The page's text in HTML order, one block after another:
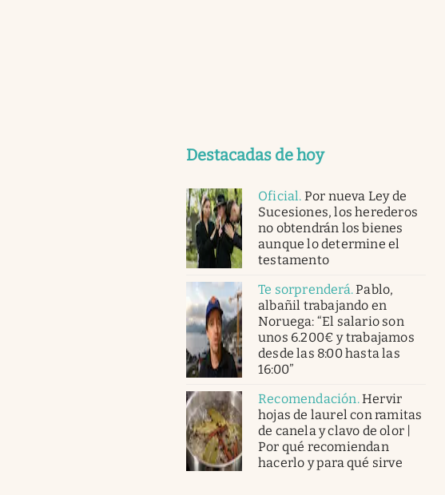
Destacadas de hoy
Oficial. Por nueva Ley de
Sucesiones, los herederos
no obtendrán los bienes
aunque lo determine el
testamento
Te sorprenderá.Pablo,
albañil trabajando en
Noruega: “El salario son
unos 6.200€ y trabajamos
desde las 8:00 hasta las
16:00”
Recomendación.Hervir
hojas de laurel con ramitas
de canela y clavo de olor |
Por qué recomiendan
hacerlo y para qué sirve